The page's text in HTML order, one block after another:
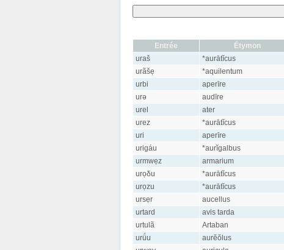
Entrée Étymon
uraš
*aurātĭcus
urãšẹ
*aquilentum
urbi
aperīre
urə
audīre
urel
ater
urez
*aurātĭcus
uri
aperīre
urigáu
*aurĭgalbus
urmwẹz
armarium
urọδu
*aurātĭcus
urọzu
*aurātĭcus
ursẹr
aucellus
urtard
avis tarda
urtulã
Artaban
urǘu
aurĕŏlus